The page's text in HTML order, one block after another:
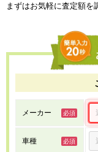
まずはお気軽に査定額を
メーカー
車種